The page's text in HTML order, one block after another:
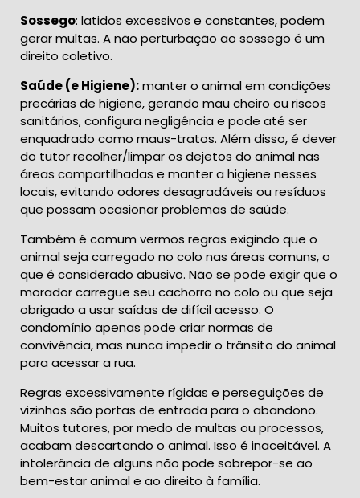
Sossego: latidos excessivos e constantes, podem
gerar multas. A não perturbação ao sossego é um
direito coletivo.
Saúde (e Higiene):manter o animal em condições
precárias de higiene, gerando mau cheiro ou riscos
sanitários, configura negligência e pode até ser
enquadrado como maus-tratos. Além disso, é dever
do tutor recolher/limpar os dejetos do animal nas
áreas compartilhadas e manter a higiene nesses
locais, evitando odores desagradáveis ou resíduos
que possam ocasionar problemas de saúde.
Também é comum vermos regras exigindo que o
animal seja carregado no colo nas áreas comuns, o
que é considerado abusivo. Não se pode exigir que o
morador carregue seu cachorro no colo ou que seja
obrigado a usar saídas de difícil acesso. O
condomínio apenas pode criar normas de
convivência, mas nunca impedir o trânsito do animal
para acessar a rua.
Regras excessivamente rígidas e perseguições de
vizinhos são portas de entrada para o abandono.
Muitos tutores, por medo de multas ou processos,
acabam descartando o animal. Isso é inaceitável. A
intolerância de alguns não pode sobrepor-se ao
bem-estar animal e ao direito à família.